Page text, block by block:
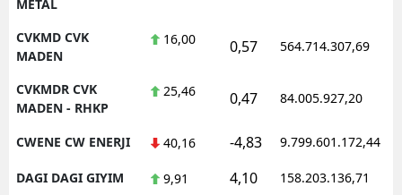
METAL
CVKMD CVK
MADEN
16,00 0,57 564.714.307,69
CVKMDR CVK
MADEN - RHKP
25,46 0,47 84.005.927,20
CWENE CW ENERJI 40,16 -4,83 9.799.601.172,44
DAGI DAGI GIYIM 9,91 4,10 158.203.136,71